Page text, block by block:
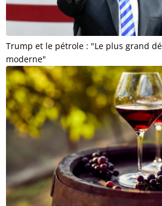
Trump et le pétrole : "Le plus grand
moderne"